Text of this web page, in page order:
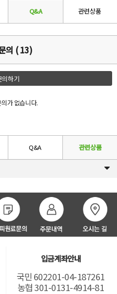
Q&A 관련상품
의 ( 13)
의하기
가 없습니다.
Q&A 관련상품
입금계좌안내
국민 602201-04-187261
농협 301-0131-4914-81